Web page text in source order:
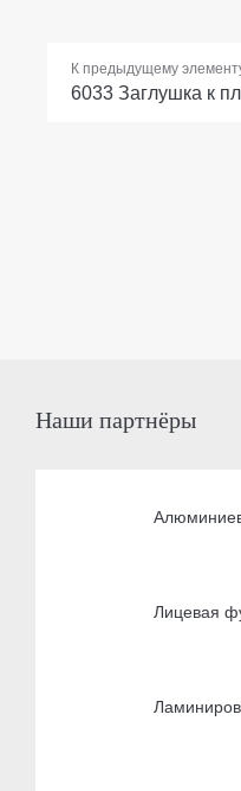
К предыдущему
6033 Заглушка к
Наши партнёры
Лицевая